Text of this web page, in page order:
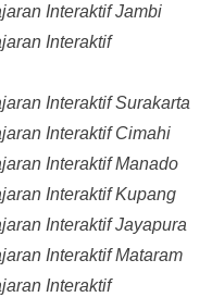
Interaktif Jambi
Interaktif
Interaktif Surakarta
Interaktif Cimahi
Interaktif Manado
Interaktif Kupang
Interaktif Jayapura
Interaktif Mataram
Interaktif